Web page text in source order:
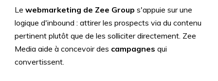
Le webmarketing de Zee Group s'appuie sur une
logique d'inbound : attirer les prospects via du contenu
pertinent plutôt que de les solliciter directement. Zee
Media aide à concevoir des campagnes qui
convertissent.